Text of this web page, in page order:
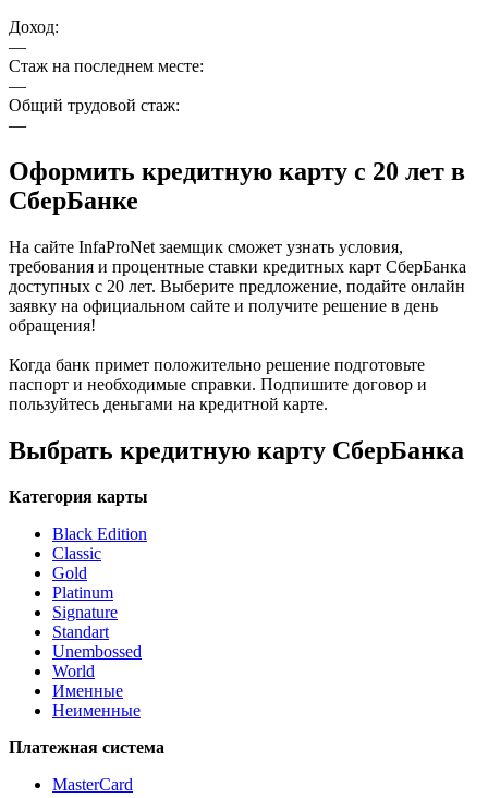
Доход:
—
Стаж на последнем месте:
—
Общий трудовой стаж:
—
Оформить кредитную карту с 20 лет в
СберБанке
На сайте InfaProNet заемщик сможет узнать условия,
требования и процентные ставки кредитных карт СберБанка
доступных с 20 лет. Выберите предложение, подайте онлайн
заявку на официальном сайте и получите решение в день
обращения!
Когда банк примет положительно решение подготовьте
паспорт и необходимые справки. Подпишите договор и
пользуйтесь деньгами на кредитной карте.
Выбрать кредитную карту СберБанка
Категория карты
Black Edition
Classic
Gold
Platinum
Signature
Standart
Unembossed
World
Именные
Неименные
Платежная система
MasterCard